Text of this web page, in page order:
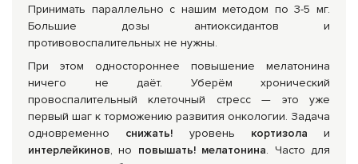
Принимать параллельно с нашим методом по 3-5 мг.
Большие дозы антиоксидантов и
противовоспалительных не нужны.
При этом одностороннее повышение мелатонина
ничего не даёт. Уберём хронический
провоспалительный клеточный стресс — это уже
первый шаг к торможению развития онкологии. Задача
одновременно снижать! уровень кортизола и
интерлейкинов, но повышать! мелатонина. Часто для